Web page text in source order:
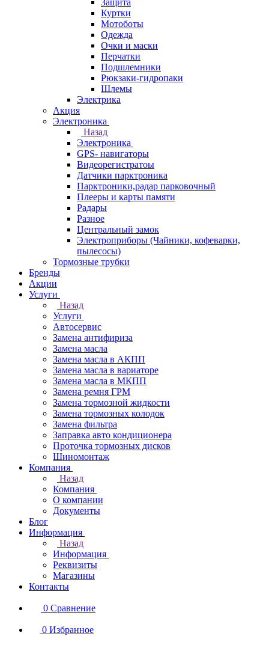
Защита
Куртки
Мотоботы
Одежда
Очки и маски
Перчатки
Подшлемники
Рюкзаки-гидропаки
Шлемы
Электрика
Акция
Электроника
Назад
Электроника
GPS- навигаторы
Видеорегистратоы
Датчики парктроника
Парктроники,радар парковочный
Плееры и карты памяти
Радары
Разное
Центральный замок
Электроприборы (Чайники, кофеварки,
пылесосы)
Тормозные трубки
Бренды
Акции
Услуги
Назад
Услуги
Автосервис
Замена антифириза
Замена масла
Замена масла в АКПП
Замена масла в вариаторе
Замена масла в МКПП
Замена ремня ГРМ
Замена тормозной жидкости
Замена тормозных колодок
Замена фильтра
Заправка авто кондиционера
Проточка тормозных дисков
Шиномонтаж
Компания
Назад
Компания
О компании
Документы
Блог
Информация
Назад
Информация
Реквизиты
Магазины
Контакты
0 Сравнение
0 Избранное